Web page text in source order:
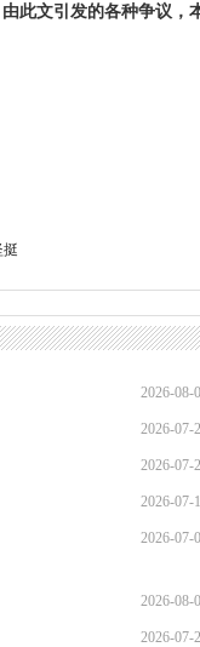
此文引发的各种争议，
挺
2026-08-
2026-07-
2026-07-
2026-07-
2026-07-
2026-08-
2026-07-